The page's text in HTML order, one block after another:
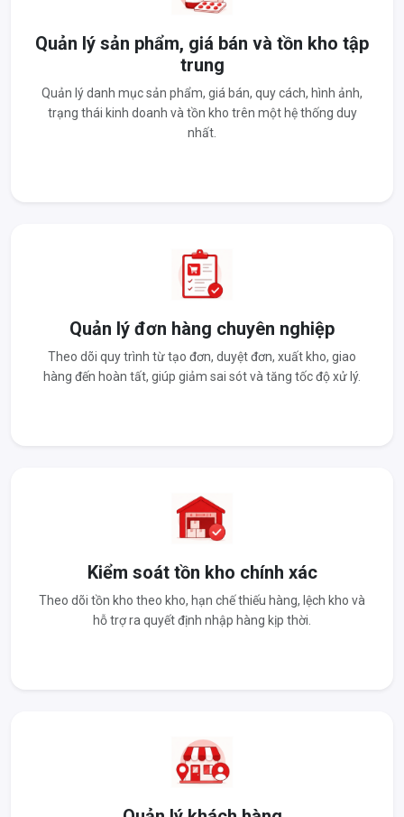
Quản lý sản phẩm, giá bán và tồn kho tập
trung
Quản lý danh mục sản phẩm, giá bán, quy cách, hình ảnh,
trạng thái kinh doanh và tồn kho trên một hệ thống duy
nhất.
Quản lý đơn hàng chuyên nghiệp
Theo dõi quy trình từ tạo đơn, duyệt đơn, xuất kho, giao
hàng đến hoàn tất, giúp giảm sai sót và tăng tốc độ xử lý.
Kiểm soát tồn kho chính xác
Theo dõi tồn kho theo kho, hạn chế thiếu hàng, lệch kho và
hỗ trợ ra quyết định nhập hàng kịp thời.